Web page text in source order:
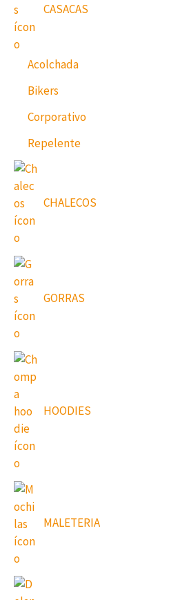
CASACAS
Acolchada
Bikers
Corporativo
Repelente
CHALECOS
GORRAS
HOODIES
MALETERIA